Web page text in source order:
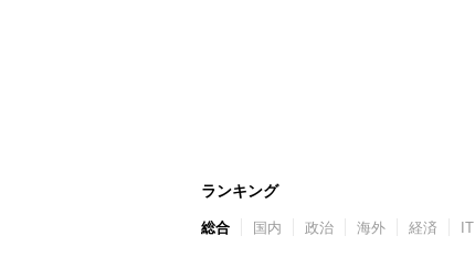
ランキング
総合 国内 政治 海外 経済 IT